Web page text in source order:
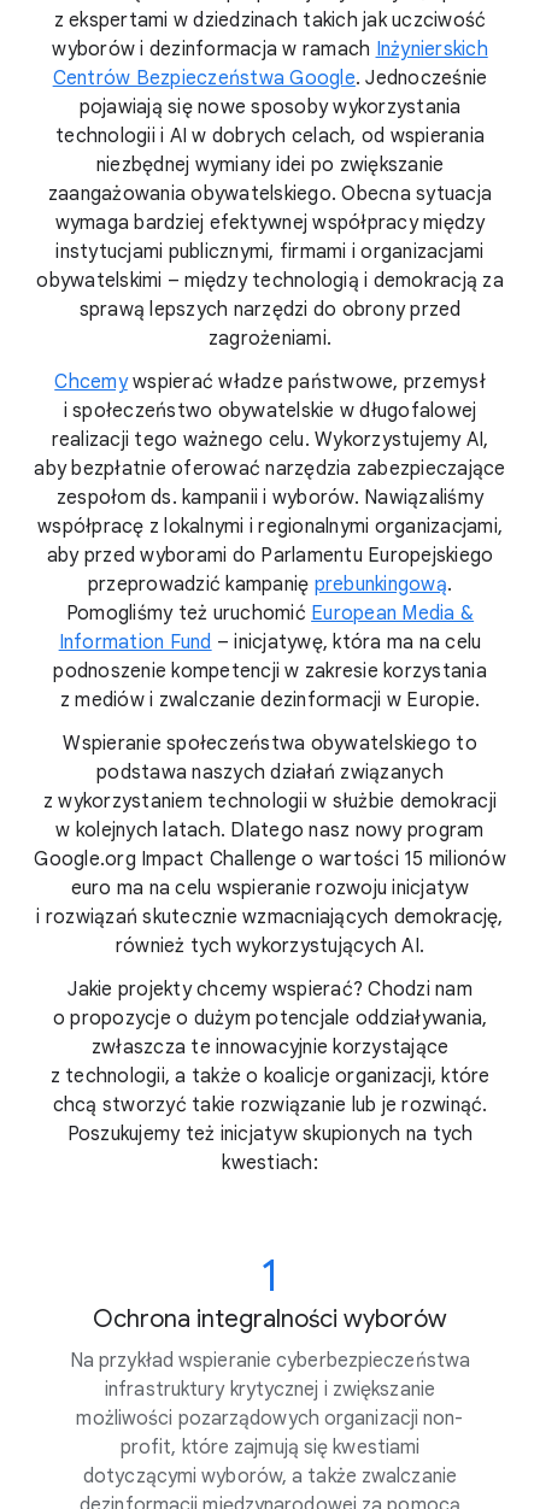
z ekspertami w dziedzinach takich jak uczciwość
wyborów i dezinformacja w ramach Inżynierskich
Centrów Bezpieczeństwa Google. Jednocześnie
pojawiają się nowe sposoby wykorzystania
technologii i AI w dobrych celach, od wspierania
niezbędnej wymiany idei po zwiększanie
zaangażowania obywatelskiego. Obecna sytuacja
wymaga bardziej efektywnej współpracy między
instytucjami publicznymi, firmami i organizacjami
obywatelskimi – między technologią i demokracją za
sprawą lepszych narzędzi do obrony przed
zagrożeniami.
Chcemywspierać władze państwowe, przemysł
i społeczeństwo obywatelskie w długofalowej
realizacji tego ważnego celu. Wykorzystujemy AI,
aby bezpłatnie oferować narzędzia zabezpieczające
zespołom ds. kampanii i wyborów. Nawiązaliśmy
współpracę z lokalnymi i regionalnymi organizacjami,
aby przed wyborami do Parlamentu Europejskiego
przeprowadzić kampanię prebunkingową.
Pomogliśmy też uruchomić European Media &
Information Fund – inicjatywę, która ma na celu
podnoszenie kompetencji w zakresie korzystania
z mediów i zwalczanie dezinformacji w Europie.
Wspieranie społeczeństwa obywatelskiego to
podstawa naszych działań związanych
z wykorzystaniem technologii w służbie demokracji
w kolejnych latach. Dlatego nasz nowy program
Google.org Impact Challenge o wartości 15 milionów
euro ma na celu wspieranie rozwoju inicjatyw
i rozwiązań skutecznie wzmacniających demokrację,
również tych wykorzystujących AI.
Jakie projekty chcemy wspierać? Chodzi nam
o propozycje o dużym potencjale oddziaływania,
zwłaszcza te innowacyjnie korzystające
z technologii, a także o koalicje organizacji, które
chcą stworzyć takie rozwiązanie lub je rozwinąć.
Poszukujemy też inicjatyw skupionych na tych
kwestiach:
1
Ochrona integralności wyborów
Na przykład wspieranie cyberbezpieczeństwa
infrastruktury krytycznej i zwiększanie
możliwości pozarządowych organizacji non-
profit, które zajmują się kwestiami
dotyczącymi wyborów, a także zwalczanie